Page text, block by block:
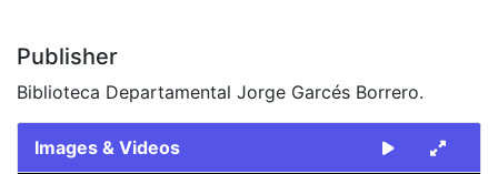
Publisher
Biblioteca Departamental Jorge Garcés Borrero.
Images & Videos